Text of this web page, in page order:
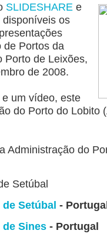
SLIDESHARE e
os
de Portos da
Porto de Leixões,
de 2008.
um vídeo, este
do Porto do Lobito
Administração do
Setúbal
Setúbal -
Sines - Portugal